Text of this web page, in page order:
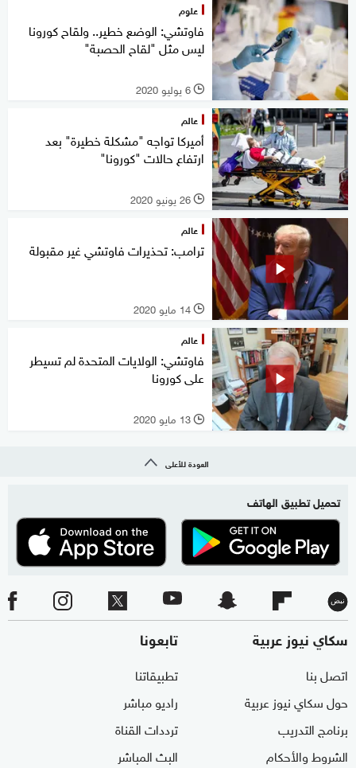
علوم
فاوتشي: الوضع خطير.. ولقاح كورونا
ليس مثل "لقاح الحصبة"
l 6 يوليو 2020
عالم
أميركا تواجه "مشكلة خطيرة" بعد
ارتفاع حالات "كورونا"
l 26 يونيو 2020
عالم
ترامب: تحذيرات فاوتشي غير مقبولة
l 14 مايو 2020
عالم
فاوتشي: الولايات المتحدة لم تسيطر
على كورونا
l 13 مايو 2020
العودة للأعلى
تحميل تطبيق الهاتف
سكاي نيوز عربية
اتصل بنا
حول سكاي نيوز عربية
برنامج التدريب
الشروط والأحكام
تابعونا
تطبيقاتنا
راديو مباشر
ترددات القناة
البث المباشر